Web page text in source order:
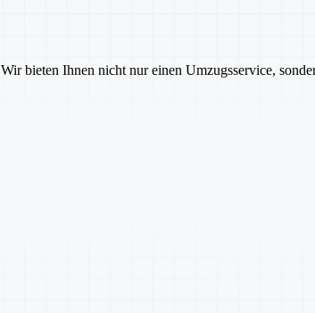
bieten Ihnen nicht nur einen Umzugsservice,